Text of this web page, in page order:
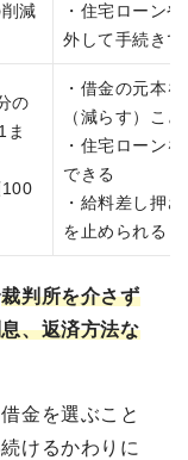
減
・住宅ローン
外して手続きで
の
ま
・借金の元本
（減らす）こ
・住宅ローン
できる
・給料差し押
を止められる
裁判所を介さず
、返済方法な
金を選ぶこと
けるかわりに